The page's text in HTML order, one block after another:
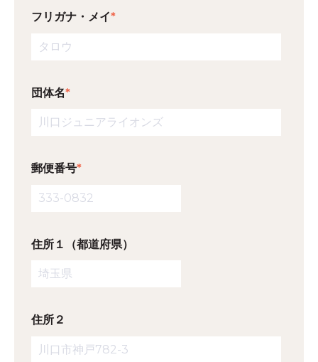
フリガナ・メイ*
団体名*
郵便番号*
住所１（都道府県）
住所２